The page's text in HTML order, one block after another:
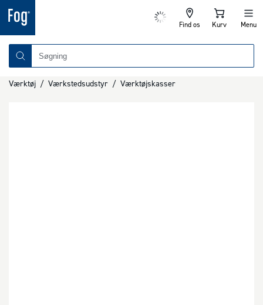
Find os Kurv Menu
Værktøj / Værkstedsudstyr / Værktøjskasser